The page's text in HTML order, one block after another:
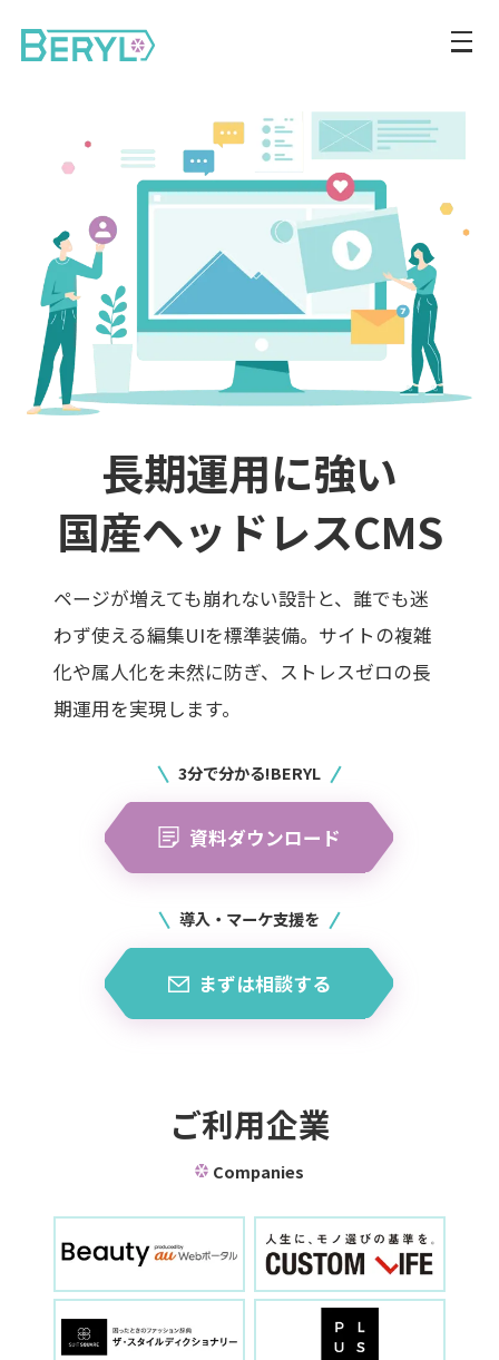
長期運用に強い
国産ヘッドレスCMS
ページが増えても崩れない設計と、誰でも迷
わず使える編集UIを標準装備。 サイトの複雑
化や属人化を未然に防ぎ、ストレスゼロの長
期運用を実現します。
3分で分かる!BERYL
資料ダウンロード
導入・マーケ支援を
まずは相談する
ご利用企業
Companies